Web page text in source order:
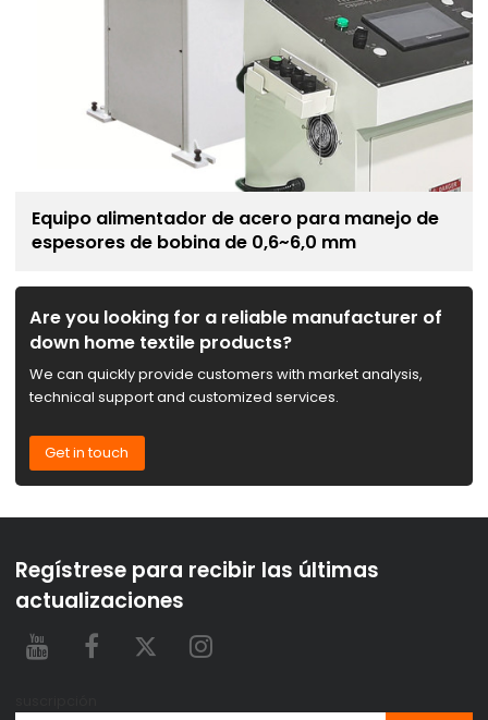
Equipo alimentador de acero para manejo de
espesores de bobina de 0,6~6,0 mm
Are you looking for a reliable manufacturer of
down home textile products?
We can quickly provide customers with market analysis,
technical support and customized services.
Get in touch
Regístrese para recibir las últimas
actualizaciones